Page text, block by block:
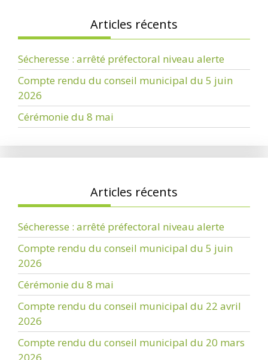
Articles récents
Sécheresse : arrêté préfectoral niveau alerte
Compte rendu du conseil municipal du 5 juin
2026
Cérémonie du 8 mai
Articles récents
Sécheresse : arrêté préfectoral niveau alerte
Compte rendu du conseil municipal du 5 juin
2026
Cérémonie du 8 mai
Compte rendu du conseil municipal du 22 avril
2026
Compte rendu du conseil municipal du 20 mars